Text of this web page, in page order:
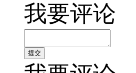
我要评论